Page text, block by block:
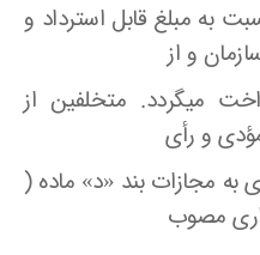
به مبلغ قابل استرداد و
و از
میگردد. متخلفین از
و رأی
به مجازات بند «د» ماده (